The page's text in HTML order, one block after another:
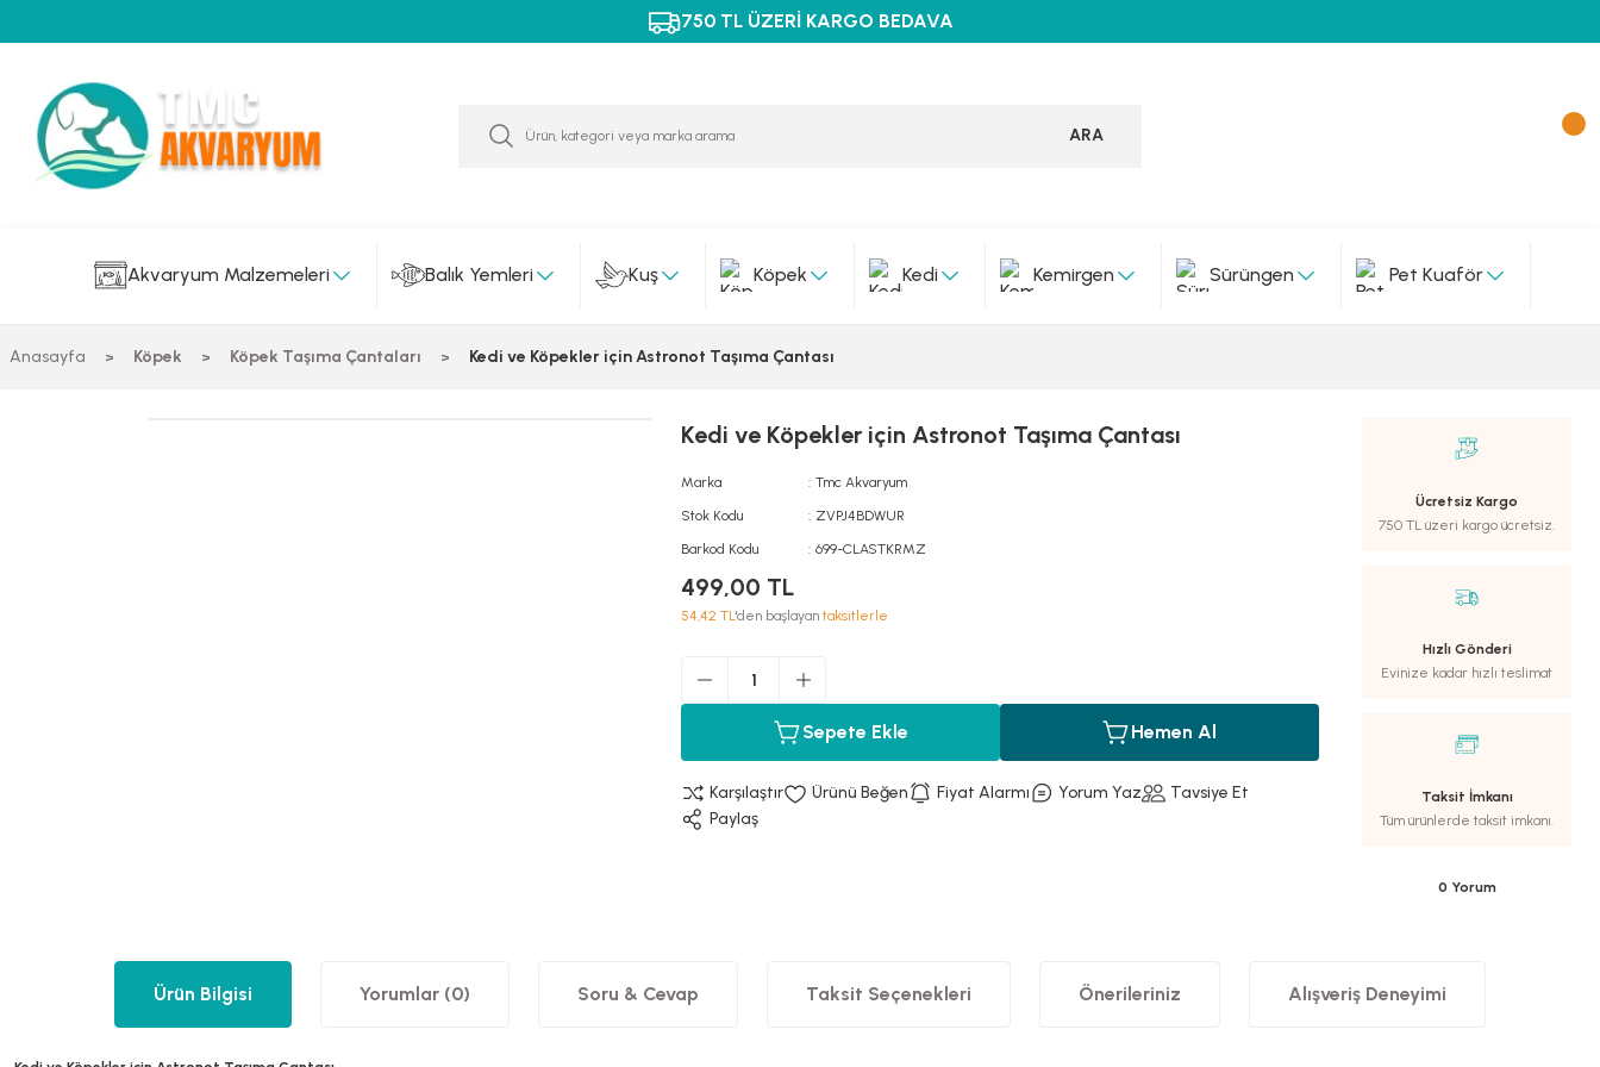
750 TL ÜZERİ KARGO BEDAVA
ARA
Akvaryum Malzemeleri Balık Yemleri Kuş Köpek Kedi Kemirgen Sürüngen Pet Kuaför
Anasayfa Köpek Köpek Taşıma Çantaları Kedi ve Köpekler için Astronot Taşıma Çantası
Kedi ve Köpekler için Astronot Taşıma Çantası
Marka
Tmc Akvaryum
Stok Kodu
ZVPJ4BDWUR
Barkod Kodu
699-CLASTKRMZ
499,00 TL
54,42 TL'den başlayan taksitlerle
Sepete Ekle Hemen Al
Karşılaştır Fiyat Alarmı Yorum Yaz
Tavsiye Et
Paylaş
Ücretsiz Kargo
750 TL üzeri kargo ücretsiz.
Hızlı Gönderi
Evinize kadar hızlı teslimat
Taksit İmkanı
Tüm ürünlerde taksit imkanı.
0 Yorum
Ürün Bilgisi Yorumlar (0) Soru & Cevap Taksit Seçenekleri Önerileriniz Alışveriş Deneyimi